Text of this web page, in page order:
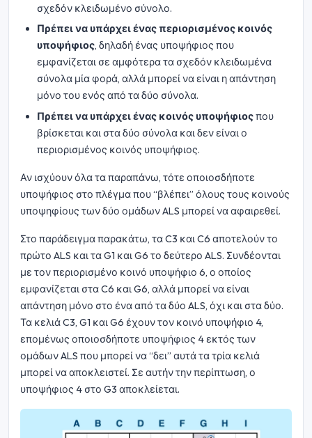
σχεδόν κλειδωμένο σύνολο.
Πρέπει να υπάρχει ένας περιορισμένος κοινός
υποψήφιος, δηλαδή ένας υποψήφιος που
εμφανίζεται σε αμφότερα τα σχεδόν κλειδωμένα
σύνολα μία φορά, αλλά μπορεί να είναι η απάντηση
μόνο του ενός από τα δύο σύνολα.
Πρέπει να υπάρχει ένας κοινός υποψήφιοςπου
βρίσκεται και στα δύο σύνολα και δεν είναι ο
περιορισμένος κοινός υποψήφιος.
Αν ισχύουν όλα τα παραπάνω, τότε οποιοσδήποτε
υποψήφιος στο πλέγμα που “βλέπει” όλους τους κοινούς
υποψηφίους των δύο ομάδων ALS μπορεί να αφαιρεθεί.
Στο παράδειγμα παρακάτω, τα C3 και C6 αποτελούν το
πρώτο ALS και τα G1 και G6 το δεύτερο ALS. Συνδέονται
με τον περιορισμένο κοινό υποψήφιο 6, ο οποίος
εμφανίζεται στα C6 και G6, αλλά μπορεί να είναι
απάντηση μόνο στο ένα από τα δύο ALS, όχι και στα δύο.
Τα κελιά C3, G1 και G6 έχουν τον κοινό υποψήφιο 4,
επομένως οποιοσδήποτε υποψήφιος 4 εκτός των
ομάδων ALS που μπορεί να “δει” αυτά τα τρία κελιά
μπορεί να αποκλειστεί. Σε αυτήν την περίπτωση, ο
υποψήφιος 4 στο G3 αποκλείεται.